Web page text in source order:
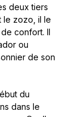
deux tiers
le zozo, il le
confort. Il
ou
de son
du
dans le